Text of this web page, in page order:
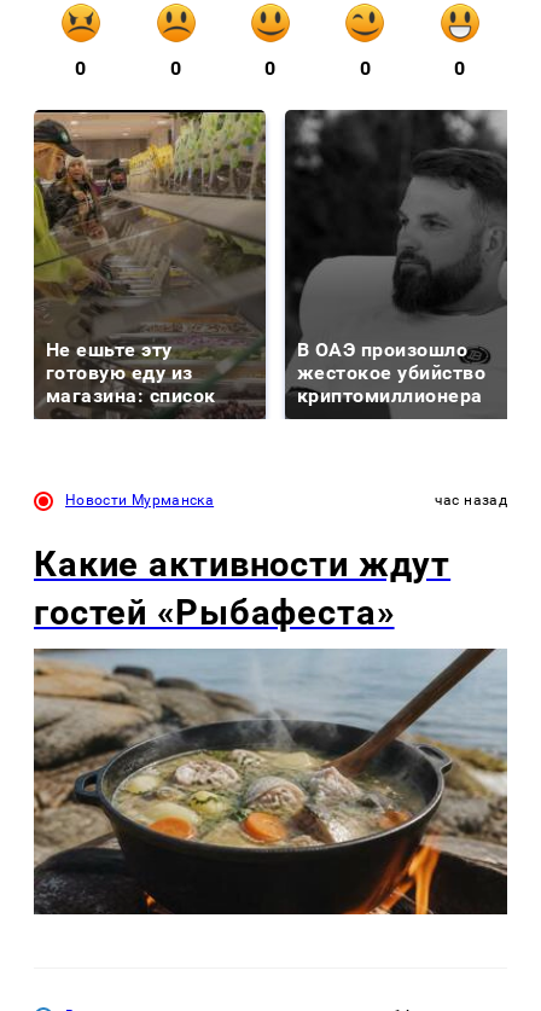
0 0 0 0 0
Не ешьте эту
готовую еду из
магазина: список
В ОАЭ произошло
жестокое убийство
криптомиллионера
Новости Мурманска час назад
Какие активности ждут
гостей «Рыбафеста»